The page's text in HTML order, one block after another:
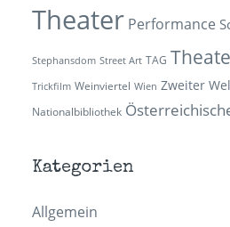
Theater Performance
Stephansdom Street Art TAG
Trickfilm Weinviertel Wien Zweiter
Nationalbibliothek
Kategorien
Allgemein